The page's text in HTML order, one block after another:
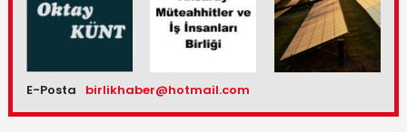
E-Posta birlikhaber@hotmail.com